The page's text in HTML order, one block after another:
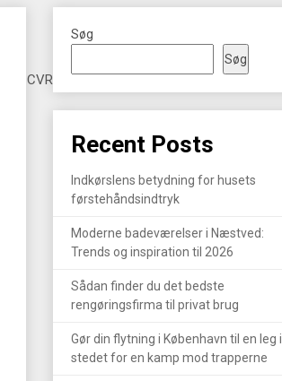
Søg
Søg
Recent Posts
Indkørslens betydning for husets
førstehåndsindtryk
Moderne badeværelser i Næstved:
Trends og inspiration til 2026
Sådan finder du det bedste
rengøringsfirma til privat brug
Gør din flytning i København til en leg i
stedet for en kamp mod trapperne
CVR